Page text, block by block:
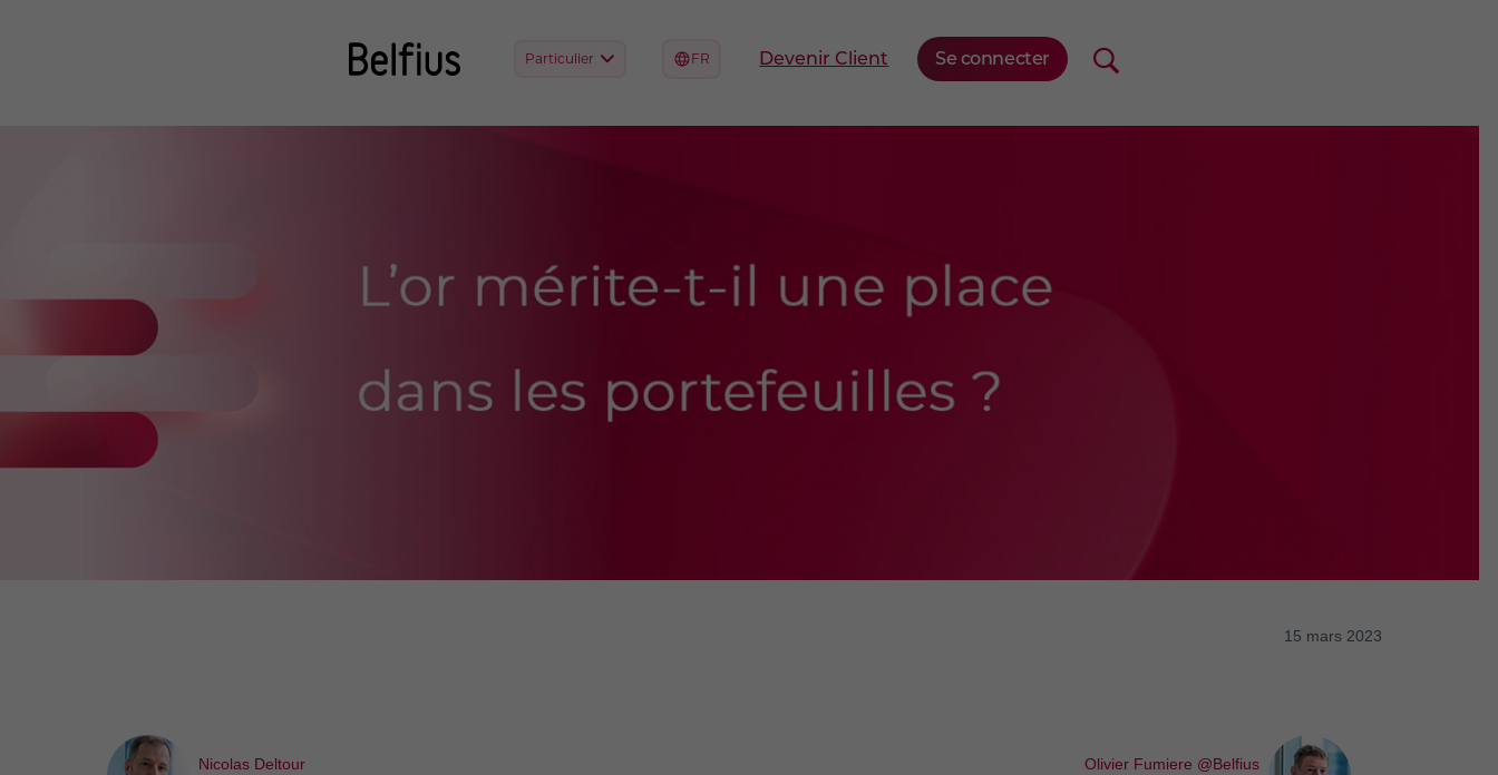
15 mars 2023
Nicolas Deltour
Olivier Fumiere @Belfius